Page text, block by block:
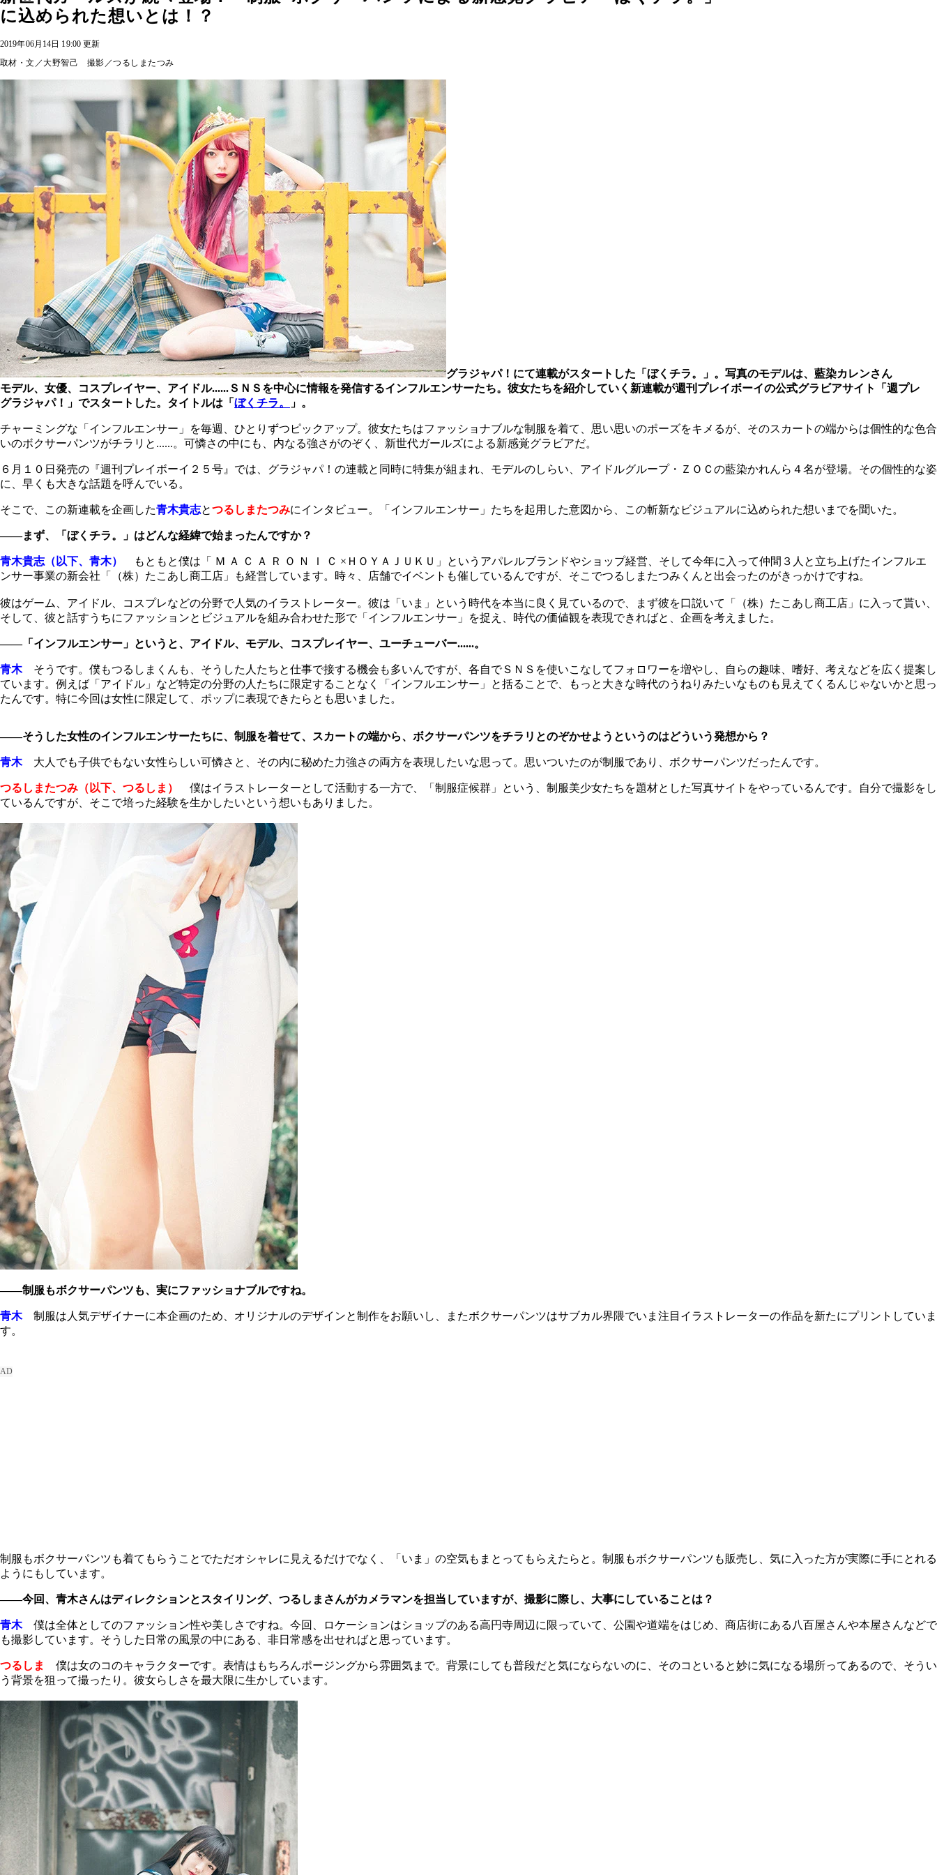
に込められた想いとは！？
2019年06月14日 19:00 更新
取材・文／大野智己 撮影／つるしまたつみ
グラジャパ！にて連載がスタートした「ぼくチラ。」。写真のモデルは、藍染カレンさん
モデル、女優、コスプレイヤー、アイドル......ＳＮＳを中心に情報を発信するインフルエンサーたち。彼女たちを紹介していく新連載が週刊プレイボーイの公式グラビアサイト「週プレ
グラジャパ！」でスタートした。タイトルは「 ぼくチラ。 」。
チャーミングな「インフルエンサー」を毎週、ひとりずつピックアップ。彼女たちはファッショナブルな制服を着て、思い思いのポーズをキメるが、そのスカートの端からは個性的な色合
いのボクサーパンツがチラリと......。可憐さの中にも、内なる強さがのぞく、新世代ガールズによる新感覚グラビアだ。
６月１０日発売の『週刊プレイボーイ２５号』では、グラジャパ！の連載と同時に特集が組まれ、モデルのしらい、アイドルグループ・ＺＯＣの藍染かれんら４名が登場。その個性的な姿
に、早くも大きな話題を呼んでいる。
そこで、この新連載を企画した青木貴志とつるしまたつみにインタビュー。「インフルエンサー」たちを起用した意図から、この斬新なビジュアルに込められた想いまでを聞いた。
――まず、「ぼくチラ。」はどんな経緯で始まったんですか？
青木貴志（以下、青木）
もともと僕は「 Ｍ Ａ Ｃ Ａ Ｒ Ｏ Ｎ Ｉ Ｃ ×ＨＯＹＡＪＵＫＵ」というアパレルブランドやショップ経営、そして今年に入って仲間３人と立ち上げたインフルエ
ンサー事業の新会社「（株）たこあし商工店」も経営しています。時々、店舗でイベントも催しているんですが、そこでつるしまたつみくんと出会ったのがきっかけですね。
彼はゲーム、アイドル、コスプレなどの分野で人気のイラストレーター。彼は「いま」という時代を本当に良く見ているので、まず彼を口説いて「（株）たこあし商工店」に入って貰い、
そして、彼と話すうちにファッションとビジュアルを組み合わせた形で「インフルエンサー」を捉え、時代の価値観を表現できればと、企画を考えました。
――「インフルエンサー」というと、アイドル、モデル、コスプレイヤー、ユーチューバー......。
青木そうです。僕もつるしまくんも、そうした人たちと仕事で接する機会も多いんですが、各自でＳＮＳを使いこなしてフォロワーを増やし、自らの趣味、嗜好、考えなどを広く提案し
ています。例えば「アイドル」など特定の分野の人たちに限定することなく「インフルエンサー」と括ることで、もっと大きな時代のうねりみたいなものも見えてくるんじゃないかと思っ
たんです。特に今回は女性に限定して、ポップに表現できたらとも思いました。
――そうした女性のインフルエンサーたちに、制服を着せて、スカートの端から、ボクサーパンツをチラリとのぞかせようというのはどういう発想から？
青木大人でも子供でもない女性らしい可憐さと、その内に秘めた力強さの両方を表現したいな思って。思いついたのが制服であり、ボクサーパンツだったんです。
つるしまたつみ（以下、つるしま）
僕はイラストレーターとして活動する一方で、「制服症候群」という、制服美少女たちを題材とした写真サイトをやっているんです。自分で撮影をし
ているんですが、そこで培った経験を生かしたいという想いもありました。
――制服もボクサーパンツも、実にファッショナブルですね。
青木制服は人気デザイナーに本企画のため、オリジナルのデザインと制作をお願いし、またボクサーパンツはサブカル界隈でいま注目イラストレーターの作品を新たにプリントしていま
す。
制服もボクサーパンツも着てもらうことでただオシャレに見えるだけでなく、「いま」の空気もまとってもらえたらと。制服もボクサーパンツも販売し、気に入った方が実際に手にとれる
ようにもしています。
――今回、青木さんはディレクションとスタイリング、つるしまさんがカメラマンを担当していますが、撮影に際し、大事にしていることは？
青木僕は全体としてのファッション性や美しさですね。今回、ロケーションはショップのある高円寺周辺に限っていて、公園や道端をはじめ、商店街にある八百屋さんや本屋さんなどで
も撮影しています。そうした日常の風景の中にある、非日常感を出せればと思っています。
つるしま
僕は女のコのキャラクターです。表情はもちろんポージングから雰囲気まで。背景にしても普段だと気にならないのに、そのコといると妙に気になる場所ってあるので、そうい
う背景を狙って撮ったり。彼女らしさを最大限に生かしています。